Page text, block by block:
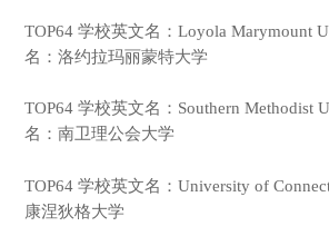
TOP64 学校英文名：Loyola Marymount
名：洛约拉玛丽蒙特大学
TOP64 学校英文名：Southern Methodist
名：南卫理公会大学
TOP64 学校英文名：University of
康涅狄格大学